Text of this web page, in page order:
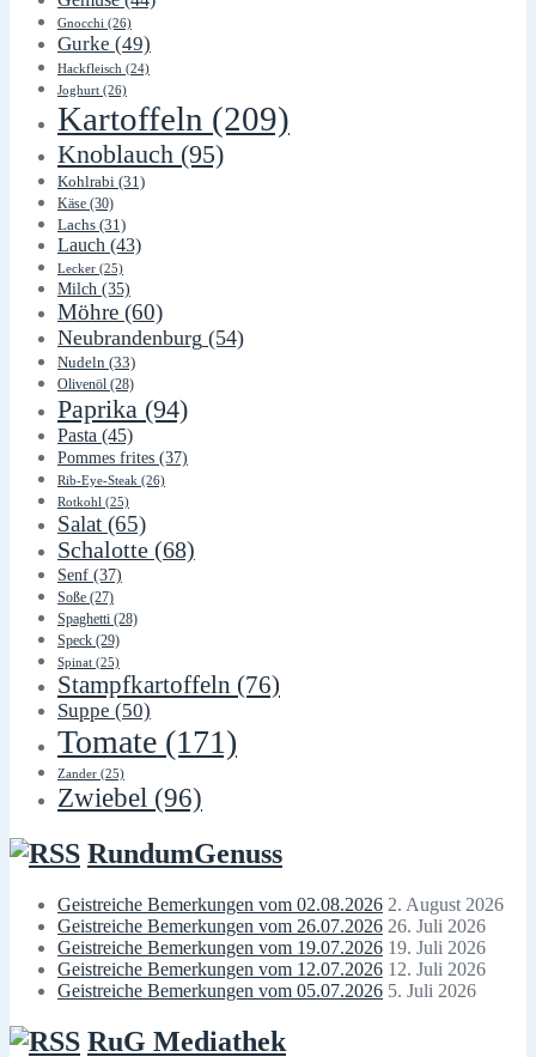
Gnocchi (26)
Gurke (49)
Hackfleisch (24)
Joghurt (26)
Kartoffeln (209)
Knoblauch (95)
Kohlrabi (31)
Käse (30)
Lachs (31)
Lauch (43)
Lecker (25)
Milch (35)
Möhre (60)
Neubrandenburg (54)
Nudeln (33)
Olivenöl (28)
Paprika (94)
Pasta (45)
Pommes frites (37)
Rib-Eye-Steak (26)
Rotkohl (25)
Salat (65)
Schalotte (68)
Senf (37)
Soße (27)
Spaghetti (28)
Speck (29)
Spinat (25)
Stampfkartoffeln (76)
Suppe (50)
Tomate (171)
Zander (25)
Zwiebel (96)
RundumGenuss
Geistreiche Bemerkungen vom 02.08.2026 2. August 2026
Geistreiche Bemerkungen vom 26.07.2026 26. Juli 2026
Geistreiche Bemerkungen vom 19.07.2026 19. Juli 2026
Geistreiche Bemerkungen vom 12.07.2026 12. Juli 2026
Geistreiche Bemerkungen vom 05.07.2026 5. Juli 2026
RuG Mediathek